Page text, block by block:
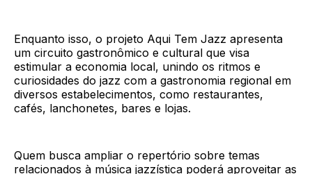
Enquanto isso, o projeto Aqui Tem Jazz apresenta
um circuito gastronômico e cultural que visa
estimular a economia local, unindo os ritmos e
curiosidades do jazz com a gastronomia regional em
diversos estabelecimentos, como restaurantes,
cafés, lanchonetes, bares e lojas.
Quem busca ampliar o repertório sobre temas
relacionados à música jazzística poderá aproveitar as